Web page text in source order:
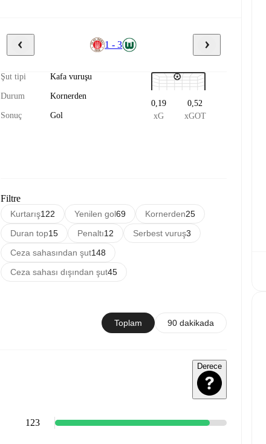
1 - 3
Şut tipi Kafa vuruşu
Durum Kornerden
Sonuç Gol
0,19
xG
0,52
xGOT
Filtre
Kurtarış122 Yenilen gol69 Kornerden25
Duran top15 Penaltı12 Serbest vuruş3
Ceza sahasından şut148
Ceza sahası dışından şut45
Toplam 90 dakikada
Derece
123